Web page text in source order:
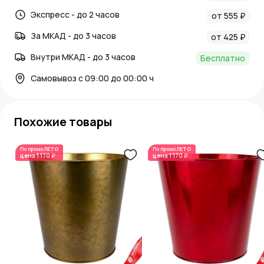
Экспресс - до 2 часов
от 555 ₽
За МКАД - до 3 часов
от 425 ₽
Внутри МКАД - до 3 часов
Бесплатно
Самовывоз с 09:00 до 00:00 ч
Похожие товары
По промоЛЕТО
цена1 170 ₽
По промоЛЕТО
цена1 170 ₽